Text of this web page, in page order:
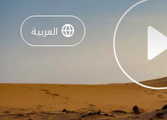
العربية
العربية
في أبوظبي